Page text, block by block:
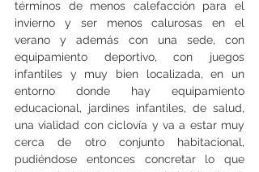
términos de menos calefacción para el
invierno y ser menos calurosas en el
verano y además con una sede, con
equipamiento deportivo, con juegos
infantiles y muy bien localizada, en un
entorno donde hay equipamiento
educacional, jardines infantiles, de salud,
una vialidad con ciclovía y va a estar muy
cerca de otro conjunto habitacional,
pudiéndose entonces concretar lo que